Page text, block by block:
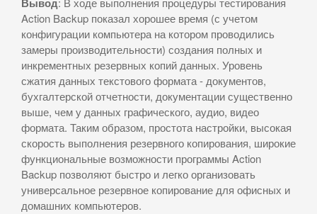
Вывод
Action Backup показал хорошее время (с учетом
конфигурации компьютера на котором проводились
замеры производительности) создания полных и
инкрементных резервных копий данных. Уровень
сжатия данных текстового формата - документов,
бухгалтерской отчетности, документации существенно
выше, чем у данных графического, аудио, видео
формата. Таким образом, простота настройки, высокая
скорость выполнения резервного копирования, широкие
функциональные возможности программы Action
Backup позволяют быстро и легко организовать
универсальное резервное копирование для офисных и
домашних компьютеров.